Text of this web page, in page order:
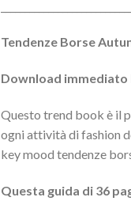
Tendenze Borse
Download immediato
Questo trend book è il
ogni attività di fashion
key mood tendenze
Questa guida di 36